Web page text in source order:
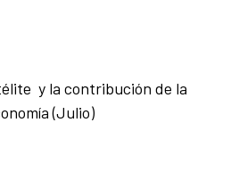
y la contribución de la
(Julio)